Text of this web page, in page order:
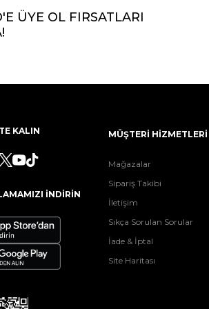
ÜYE OL FIRSATLARI
KALIN
İNDİRİN
MÜŞTERİ HİZMETLERİ
Mağazalar
Sipariş Takibi
İletişim
Sıkça Sorulan Sorular
İade & İptal
Site Haritası